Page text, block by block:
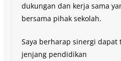
dukungan dan kerja sama
bersama pihak sekolah.
Saya berharap sinergi
jenjang pendidikan